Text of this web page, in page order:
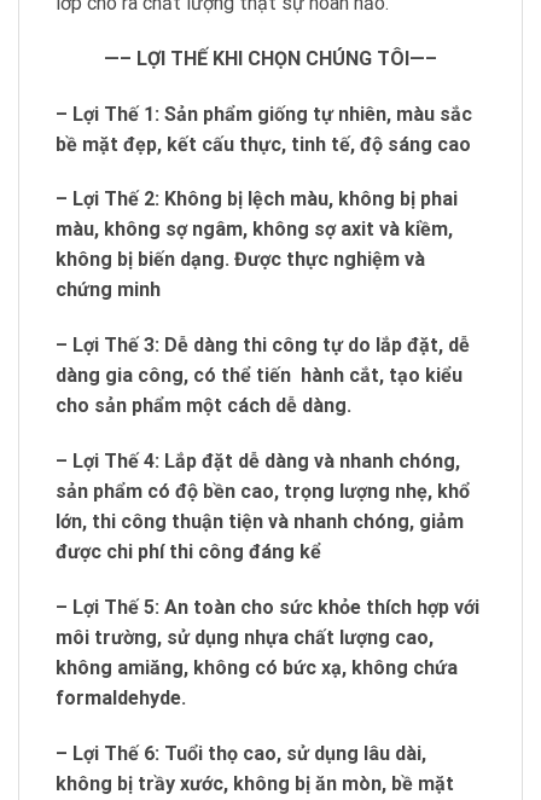
—– LỢI THẾ KHI CHỌN CHÚNG TÔI—–
– Lợi Thế 1: Sản phẩm giống tự nhiên, màu sắc
bề mặt đẹp, kết cấu thực, tinh tế, độ sáng cao
– Lợi Thế 2: Không bị lệch màu, không bị phai
màu, không sợ ngâm, không sợ axit và kiềm,
không bị biến dạng. Được thực nghiệm và
chứng minh
– Lợi Thế 3: Dễ dàng thi công tự do lắp đặt, dễ
dàng gia công, có thể tiến hành cắt, tạo kiểu
cho sản phẩm một cách dễ dàng.
– Lợi Thế 4: Lắp đặt dễ dàng và nhanh chóng,
sản phẩm có độ bền cao, trọng lượng nhẹ, khổ
lớn, thi công thuận tiện và nhanh chóng, giảm
được chi phí thi công đáng kể
– Lợi Thế 5: An toàn cho sức khỏe thích hợp với
môi trường, sử dụng nhựa chất lượng cao,
không amiăng, không có bức xạ, không chứa
formaldehyde.
– Lợi Thế 6: Tuổi thọ cao, sử dụng lâu dài,
không bị trầy xước, không bị ăn mòn, bề mặt